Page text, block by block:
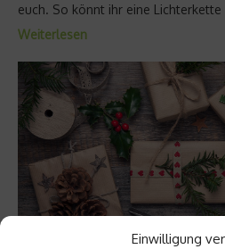
Einwilligung
euch. So könnt ihr eine
Weiterlesen